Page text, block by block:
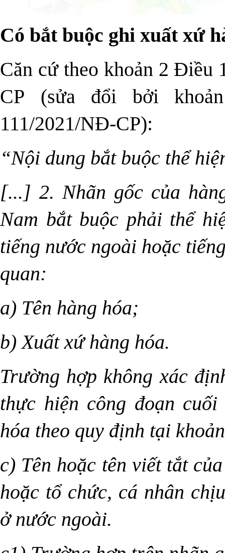
Có bắt buộc ghi xuất xứ
Căn cứ theo khoản 2 Điều
CP (sửa đổi bởi
111/2021/NĐ-CP):
“Nội dung bắt buộc thể
[...] 2. Nhãn gốc của
Nam bắt buộc phải thể
tiếng nước ngoài hoặc
quan:
a) Tên hàng hóa;
b) Xuất xứ hàng hóa.
Trường hợp không xác
thực hiện công đoạn
hóa theo quy định tại
c) Tên hoặc tên viết tắt
hoặc tổ chức, cá nhân
ở nước ngoài.